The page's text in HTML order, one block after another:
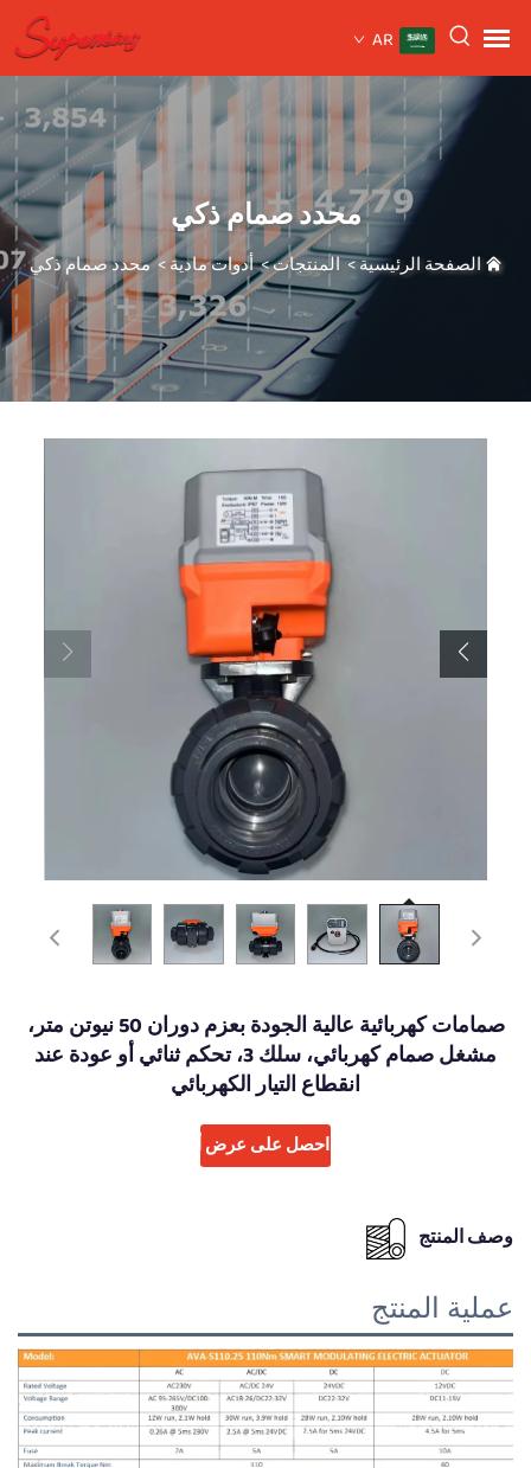
AR
محدد صمام ذكي
الصفحة الرئيسية>المنتجات>أدوات مادية>محدد صمام ذكي
صمامات كهربائية عالية الجودة بعزم دوران 50 نيوتن متر،
مشغل صمام كهربائي، سلك 3، تحكم ثنائي أو عودة عند
انقطاع التيار الكهربائي
احصل على عرض أسعار
وصف المنتج
عملية المنتج